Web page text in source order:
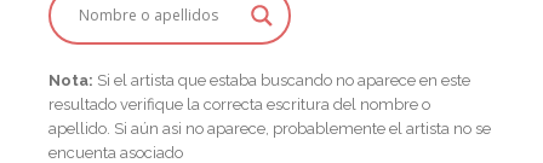
Nota: Si el artista que estaba buscando no aparece en este
resultado verifique la correcta escritura del nombre o
apellido. Si aún asi no aparece, probablemente el artista no se
encuenta asociado